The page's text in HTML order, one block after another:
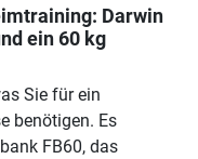
Darwin
ein 60 kg
Sie für ein
benötigen. Es
FB60, das